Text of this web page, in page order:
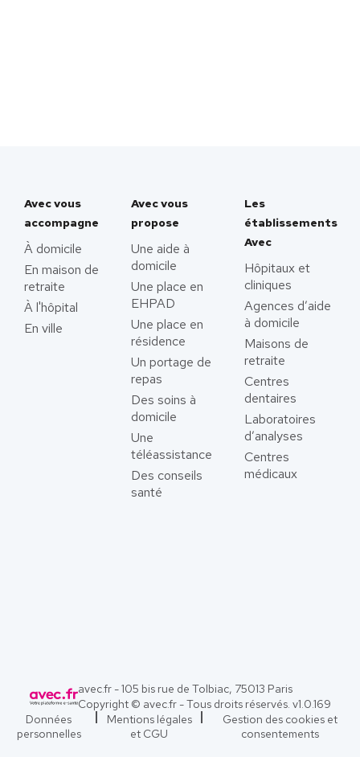
Avec vous
accompagne
À domicile
En maison de
retraite
À l'hôpital
En ville
Avec vous
propose
Une aide à
domicile
Une place en
EHPAD
Une place en
résidence
Un portage de
repas
Des soins à
domicile
Une
téléassistance
Des conseils
santé
Les
établissements
Avec
Hôpitaux et
cliniques
Agences d’aide
à domicile
Maisons de
retraite
Centres
dentaires
Laboratoires
d’analyses
Centres
médicaux
avec.fr - 105 bis rue de Tolbiac, 75013 Paris
Copyright © avec.fr - Tous droits réservés. v1.0.169
Données
personnelles
Mentions légales
et CGU
Gestion des cookies et
consentements